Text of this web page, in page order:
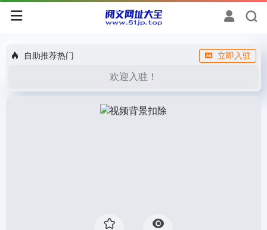
自助推荐热门 立即入驻
欢迎入驻！